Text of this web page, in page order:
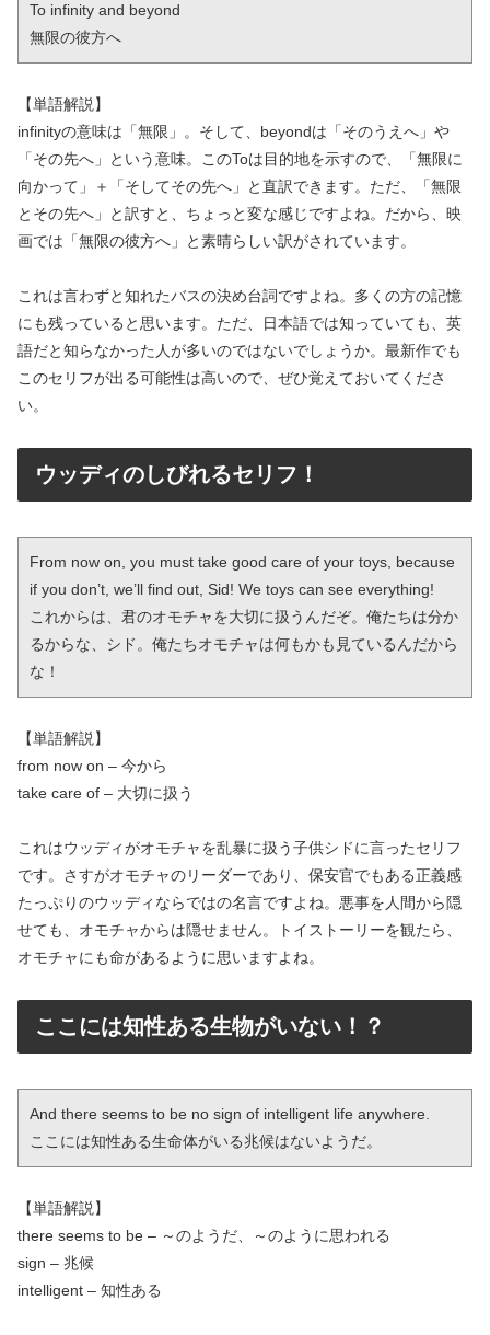
To infinity and beyond
無限の彼方へ
【単語解説】
infinityの意味は「無限」。そして、beyondは「そのうえへ」や
「その先へ」という意味。このToは目的地を示すので、「無限に
向かって」＋「そしてその先へ」と直訳できます。ただ、「無限
とその先へ」と訳すと、ちょっと変な感じですよね。だから、映
画では「無限の彼方へ」と素晴らしい訳がされています。
これは言わずと知れたバスの決め台詞ですよね。多くの方の記憶
にも残っていると思います。ただ、日本語では知っていても、英
語だと知らなかった人が多いのではないでしょうか。最新作でも
このセリフが出る可能性は高いので、ぜひ覚えておいてくださ
い。
ウッディのしびれるセリフ！
From now on, you must take good care of your toys, because
if you don’t, we’ll find out, Sid! We toys can see everything!
これからは、君のオモチャを大切に扱うんだぞ。俺たちは分か
るからな、シド。俺たちオモチャは何もかも見ているんだから
な！
【単語解説】
from now on – 今から
take care of – 大切に扱う
これはウッディがオモチャを乱暴に扱う子供シドに言ったセリフ
です。さすがオモチャのリーダーであり、保安官でもある正義感
たっぷりのウッディならではの名言ですよね。悪事を人間から隠
せても、オモチャからは隠せません。トイストーリーを観たら、
オモチャにも命があるように思いますよね。
ここには知性ある生物がいない！？
And there seems to be no sign of intelligent life anywhere.
ここには知性ある生命体がいる兆候はないようだ。
【単語解説】
there seems to be – ～のようだ、～のように思われる
sign – 兆候
intelligent – 知性ある